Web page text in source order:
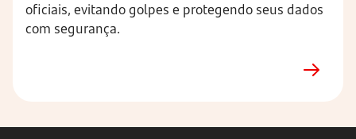
oficiais, evitando golpes e protegendo seus dados
com segurança.